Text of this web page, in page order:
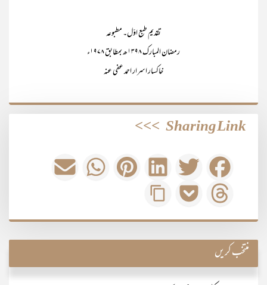
تقدیم طبع اوّل۔ مطبوعہ
رمضان المبارک ۱۳۹۸ھ بمطابق ۱۹۷۸ء
خاکسار اسرار احمد عفی عنہ
Sharing Link
>>>
منتخب کریں